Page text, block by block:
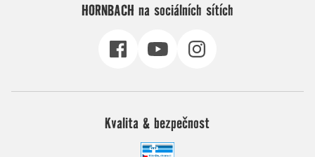
HORNBACH na sociálních sítích
Kvalita & bezpečnost